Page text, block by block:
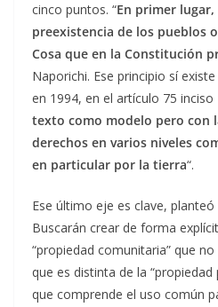
cinco puntos. “En primer
preexistencia de los pueblos
Cosa que en la Constitución
Naporichi. Ese principio sí
en 1994, en el artículo 75 inciso
texto como modelo pero con
derechos en varios niveles
en particular por la tierra“.
Ese último eje es clave,
Buscarán crear de forma
“propiedad comunitaria” que
que es distinta de la “propiedad
que comprende el uso común